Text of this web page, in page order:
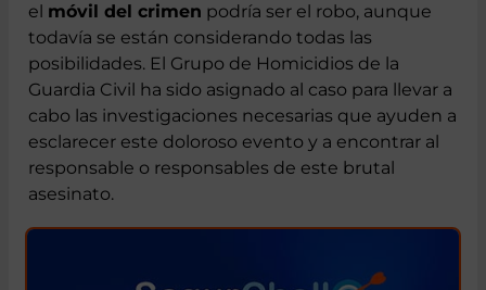
el móvil del crimen podría ser el robo, aunque
todavía se están considerando todas las
posibilidades. El Grupo de Homicidios de la
Guardia Civil ha sido asignado al caso para llevar a
cabo las investigaciones necesarias que ayuden a
esclarecer este doloroso evento y a encontrar al
responsable o responsables de este brutal
asesinato.